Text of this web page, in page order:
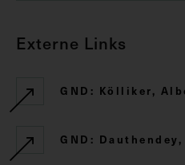
Externe Links
GND: Kölliker,
GND: